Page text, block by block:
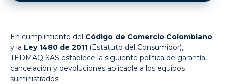
En cumplimiento del Código de Comercio Colombiano
y la Ley 1480 de 2011 (Estatuto del Consumidor),
TEDMAQ SAS establece la siguiente política de garantía,
cancelación y devoluciones aplicable a los equipos
suministrados.